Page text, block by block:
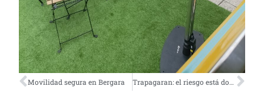
Movilidad segura en Bergara Trapagaran: el riesgo está donde menos te lo esperas